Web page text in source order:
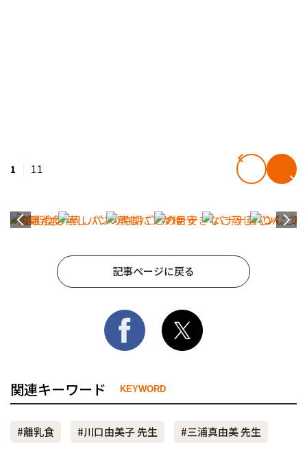
1 11
記事ページに戻る
関連キーワード KEYWORD
#離乳食 #川口由美子 先生 #三浦真由美 先生